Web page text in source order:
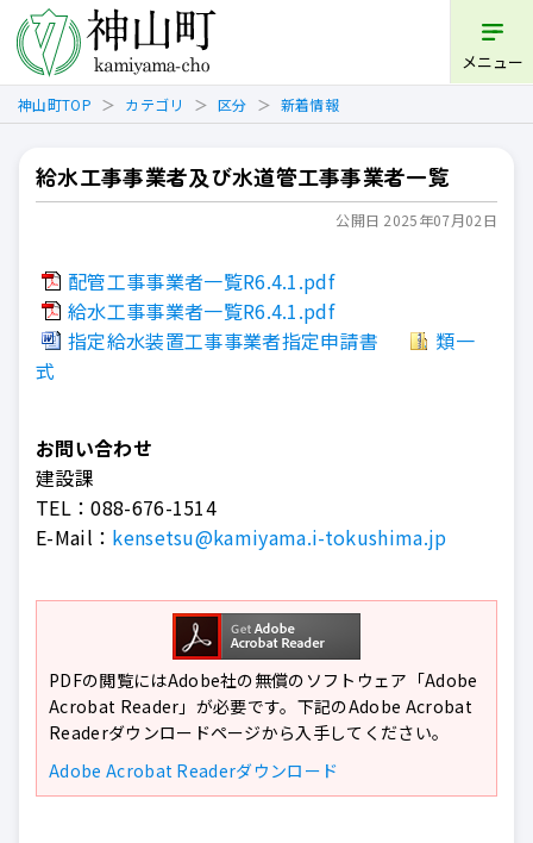
メニュー
神山町TOP カテゴリ 区分 新着情報
給水工事事業者及び水道管工事事業者一覧
公開日 2025年07月02日
配管工事事業者一覧R6.4.1.pdf
給水工事事業者一覧R6.4.1.pdf
指定給水装置工事事業者指定申請書
類一
式
お問い合わせ
建設課
TEL：088-676-1514
E-Mail： kensetsu@kamiyama.i-tokushima.jp
PDFの閲覧にはAdobe社の無償のソフトウェア「Adobe
Acrobat Reader」が必要です。下記のAdobe Acrobat
Readerダウンロードページから入手してください。
Adobe Acrobat Readerダウンロード